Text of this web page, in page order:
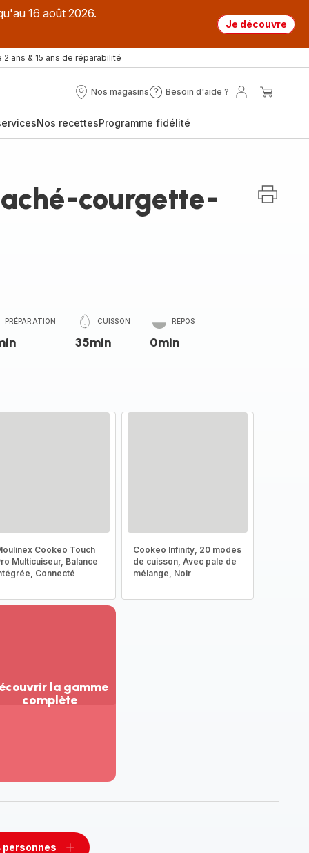
16 août 2026.
Je découvre
2 ans & 15 ans de réparabilité
Nos magasins
Nos
Besoin d'aide ?
Besoin
?
Mon
Nos recettesProgramme fidélité
courgette-
PRÉPARATION CUISSON
35min
REPOS
0min
Cookeo Touch
Multicuiseur, Balance
Connecté
Cookeo Infinity, 20 modes
de cuisson, Avec pale de
mélange, Noir
la gamme
complète
personnes